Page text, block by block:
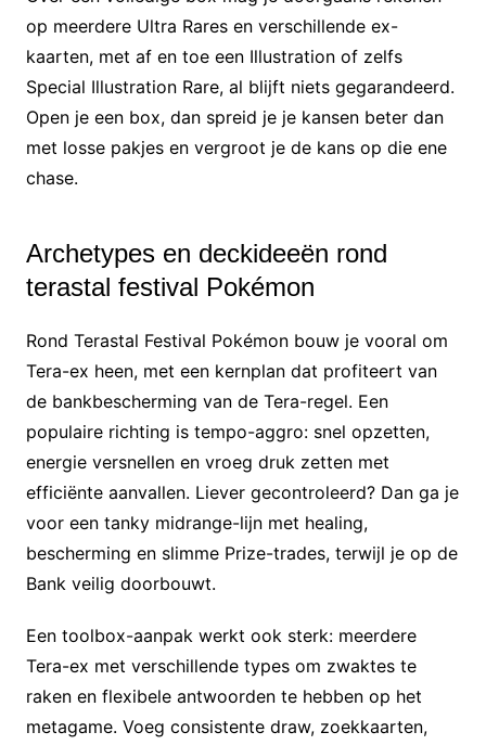
op meerdere Ultra Rares en verschillende ex-
kaarten, met af en toe een Illustration of zelfs
Special Illustration Rare, al blijft niets gegarandeerd.
Open je een box, dan spreid je je kansen beter dan
met losse pakjes en vergroot je de kans op die ene
chase.
Archetypes en deckideeën rond
terastal festival Pokémon
Rond Terastal Festival Pokémon bouw je vooral om
Tera-ex heen, met een kernplan dat profiteert van
de bankbescherming van de Tera-regel. Een
populaire richting is tempo-aggro: snel opzetten,
energie versnellen en vroeg druk zetten met
efficiënte aanvallen. Liever gecontroleerd? Dan ga je
voor een tanky midrange-lijn met healing,
bescherming en slimme Prize-trades, terwijl je op de
Bank veilig doorbouwt.
Een toolbox-aanpak werkt ook sterk: meerdere
Tera-ex met verschillende types om zwaktes te
raken en flexibele antwoorden te hebben op het
metagame. Voeg consistente draw, zoekkaarten,